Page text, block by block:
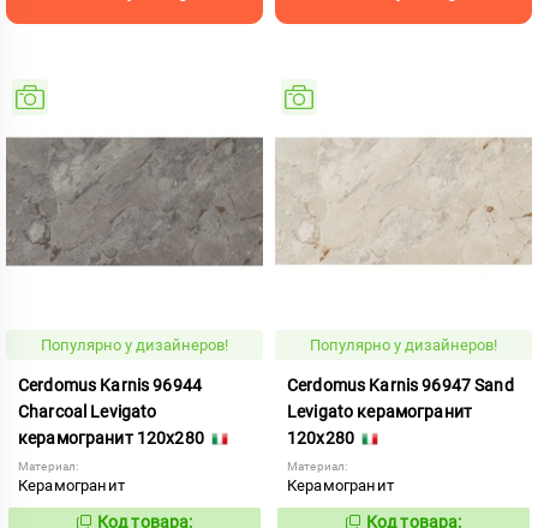
Популярно у дизайнеров!
Cerdomus Karnis 96944
Charcoal Levigato
керамогранит 120x280
Материал:
Керамогранит
Код товара:
Популярно у дизайнеров!
Cerdomus Karnis 96947 Sand
Levigato керамогранит
120x280
Материал:
Керамогранит
Код товара: